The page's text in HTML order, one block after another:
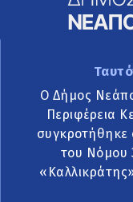
Ο Δήμος
Περιφέρεια
συγκροτήθηκε
του Νόμου